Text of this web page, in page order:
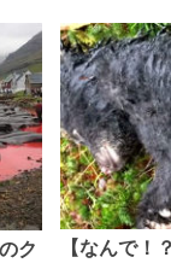
ク
【なんで！